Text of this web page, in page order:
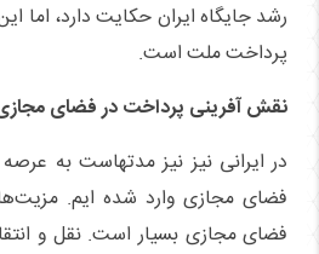
رشد جایگاه ایران حکایت دارد، اما
پرداخت ملت است.
نقش آفرینی پرداخت در فضای
در ایرانی نیز نیز مدتهاست به
فضای مجازی وارد شده ایم.
فضای مجازی بسیار است. نقل و